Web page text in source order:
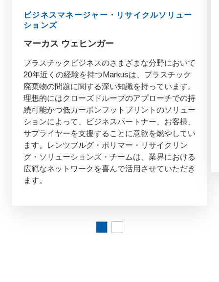
ビジネスマネージャー・リサイクルソリュー
ションズ
マーカス ウェヒンガー
プラスチックビジネスのさまざまな分野において
20年近くの経験を持つMarkusは、プラスチック
廃棄物の問題に関する深い知識を持っています。
理想的にはクローズドループのアプローチでの持
続可能かつ低カーボンフットプリントのソリュー
ションによって、ビジネスパートナー、お客様、
サプライヤーを支援することに意欲を燃やしてい
ます。レンツブルグ・ポリマー・リサイクリン
グ・ソリューションズ・チームは、業界における
広範なネットワークを喜んで活用させていただき
ます。